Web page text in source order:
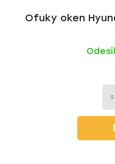
Ofuky oken